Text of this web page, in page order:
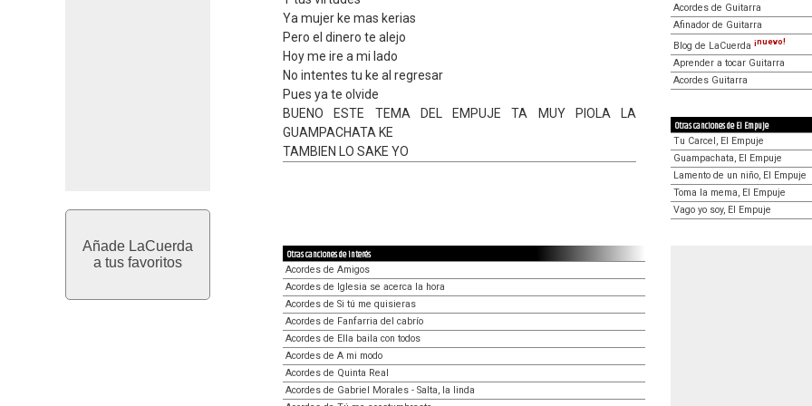
Añade LaCuerda
a tus favoritos
Ya mujer ke mas kerias
Pero el dinero te alejo
Hoy me ire a mi lado
No intentes tu ke al regresar
Pues ya te olvide
BUENO ESTE TEMA DEL EMPUJE TA MUY PIOLA LA
GUAMPACHATA KE
TAMBIEN LO SAKE YO
Acordes de Guitarra
Afinador de Guitarra
Blog de LaCuerda ¡nuevo!
Aprender a tocar Guitarra
Acordes Guitarra
Otras canciones de El Empuje
Tu Carcel, El Empuje
Guampachata, El Empuje
Lamento de un niño, El Empuje
Toma la mema, El Empuje
Vago yo soy, El Empuje
Otras canciones de interés
Acordes de Amigos
Acordes de Iglesia se acerca la hora
Acordes de Si tú me quisieras
Acordes de Fanfarria del cabrío
Acordes de Ella baila con todos
Acordes de A mi modo
Acordes de Quinta Real
Acordes de Gabriel Morales - Salta, la linda